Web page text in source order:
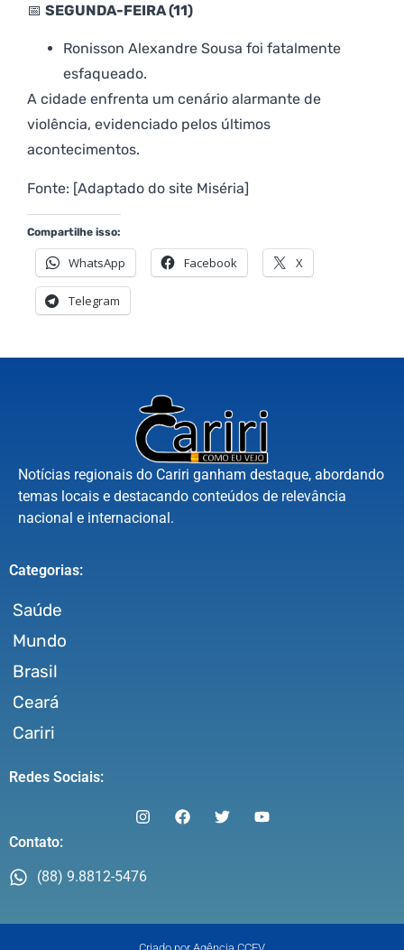
📅 SEGUNDA-FEIRA (11)
Ronisson Alexandre Sousa foi fatalmente
esfaqueado.
A cidade enfrenta um cenário alarmante de
violência, evidenciado pelos últimos
acontecimentos.
Fonte: [Adaptado do site Miséria]
Compartilhe isso:
WhatsApp Facebook X
Telegram
Notícias regionais do Cariri ganham destaque, abordando
temas locais e destacando conteúdos de relevância
nacional e internacional.
Categorias:
Saúde
Mundo
Brasil
Ceará
Cariri
Redes Sociais:
Contato:
(88) 9.8812-5476